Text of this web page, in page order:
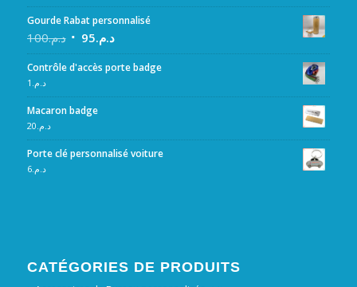
Gourde Rabat personnalisé
د.م.100 د.م.95
Contrôle d'accès porte badge
د.م. 1
Macaron badge
د.م.20
Porte clé personnalisé voiture
د.م.6
CATÉGORIES DE PRODUITS